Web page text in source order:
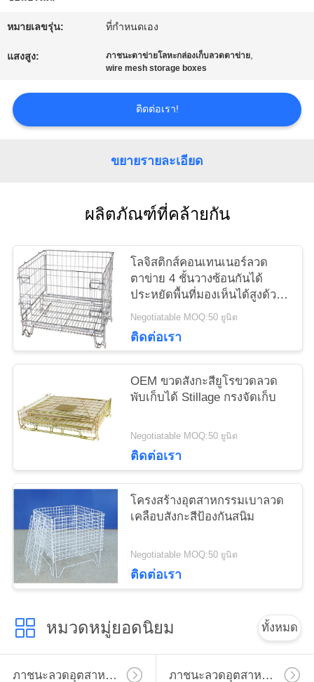
เสนอ
แผนผัง
PRIVACY
หมายเลขรุ่น: ที่กำหนดเอง
แสงสูง: ภาชนะตาข่ายโลหะกล่องเก็บลวดตาข่าย,
wire mesh storage boxes
ติดต่อเรา!
ขยายรายละเอียด
ผลิตภัณฑ์ที่คล้ายกัน
โลจิสติกส์คอนเทนเนอร์ลวด
ตาข่าย 4 ชั้นวางซ้อนกันได้
ประหยัดพื้นที่มองเห็นได้สูงด้วย
เท้าประเภทยุโรป
Negotiatable MOQ:50 ยูนิต
ติดต่อเรา
OEM ขวดสังกะสียูโรขวดลวด
พับเก็บได้ Stillage กรงจัดเก็บ
Negotiatable MOQ:50 ยูนิต
ติดต่อเรา
โครงสร้างอุตสาหกรรมเบาลวด
เคลือบสังกะสีป้องกันสนิม
Negotiatable MOQ:50 ยูนิต
ติดต่อเรา
หมวดหมู่ยอดนิยม ทั้งหมด
ภาชนะลวดอุตสาหกรรม ภาชนะลวดอุตสาหกรรม